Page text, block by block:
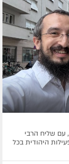
עם שליח הרבי
היהודית בכל